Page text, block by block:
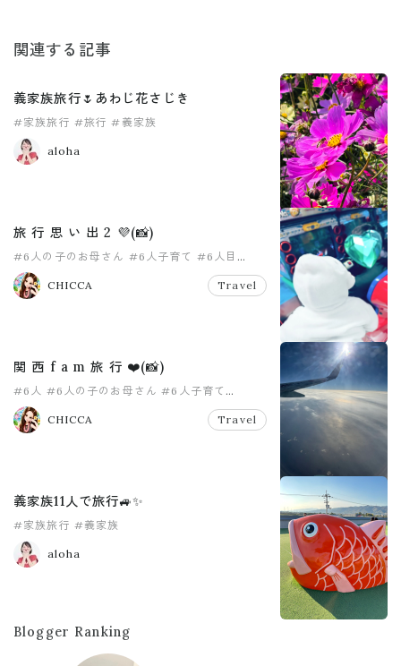
関連する記事
義家族旅行🌷あわじ花さじき
#家族旅行 #旅行 #義家族
aloha
旅 行 思 い 出 2 💜(📸)
#6人の子のお母さん #6人子育て #6人目
#PR
CHICCA
Travel
関 西 f a m 旅 行 ❤️(📸)
#6人 #6人の子のお母さん #6人子育て
#おかあさん
CHICCA
Travel
義家族11人で旅行🚙✨
#家族旅行 #義家族
aloha
Blogger Ranking